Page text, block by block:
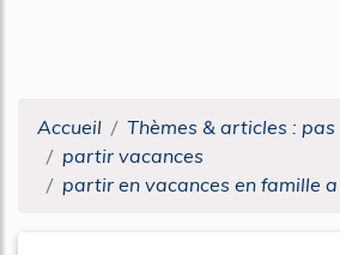
Accueil
Thèmes & articles :
partir vacances
partir en vacances en famille